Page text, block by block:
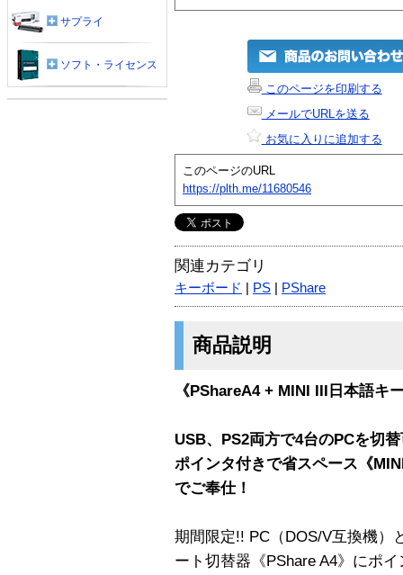
このページを印刷する
メールでURLを送る
お気に入りに追加する
このページのURL
https://plth.me/11680546
関連カテゴリ
キーボード PS PShare
商品説明
《PShareA4 + MINI III日本語キ
USB、PS2両方で4台のPCを切
ポインタ付きで省スペース《
でご奉仕！
期間限定!! PC（DOS/V互換機）
ート切替器《PShare A4》にポ
サプライ
ソフト・ライセンス